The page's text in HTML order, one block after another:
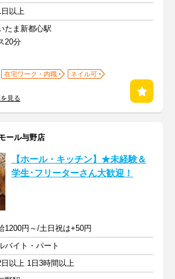
以上
たま新都心駅
20分
在宅ワーク・内職
ネイル可
見る
ール与野店
【ホール・キッチン】★未経験＆
学生･フリーターさん大歓迎！
1200円～/土日祝は+50円
バイト・パート
以上 1日3時間以上